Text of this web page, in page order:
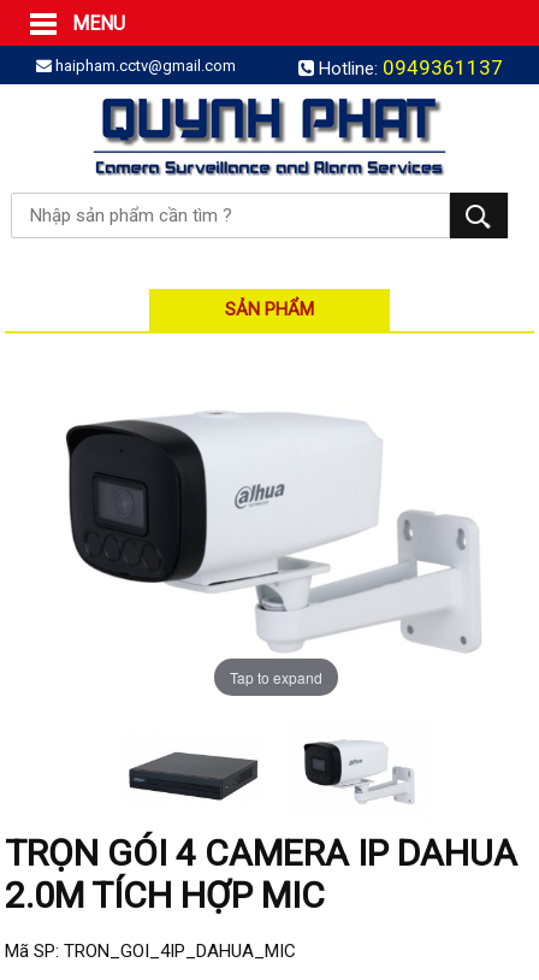
MENU
Trang Chủ
Sản phẩm
SẢN PHẨM TRỌN GÓI
LẮP BÁO TRỘM TRỌN GÓI
LẮP CAMERA TRỌN GÓI
Camera IP
Camera IP KBVISION
Camera IP HIKVISION
Camera IP Visionhitech
Đầu ghi IP HIKVISION
Đầu ghi IP KBVISION
Đầu ghi IP HDParagon
Camera HIKVISION
Camera Dahua
Camera Visionhitech
Camera KBVISION
Đầu ghi Analog
haipham.cctv@gmail.com Hotline: 0949361137
SẢN PHẨM
Tap to expand
TRỌN GÓI 4 CAMERA IP DAHUA
2.0M TÍCH HỢP MIC
Mã SP: TRON_GOI_4IP_DAHUA_MIC